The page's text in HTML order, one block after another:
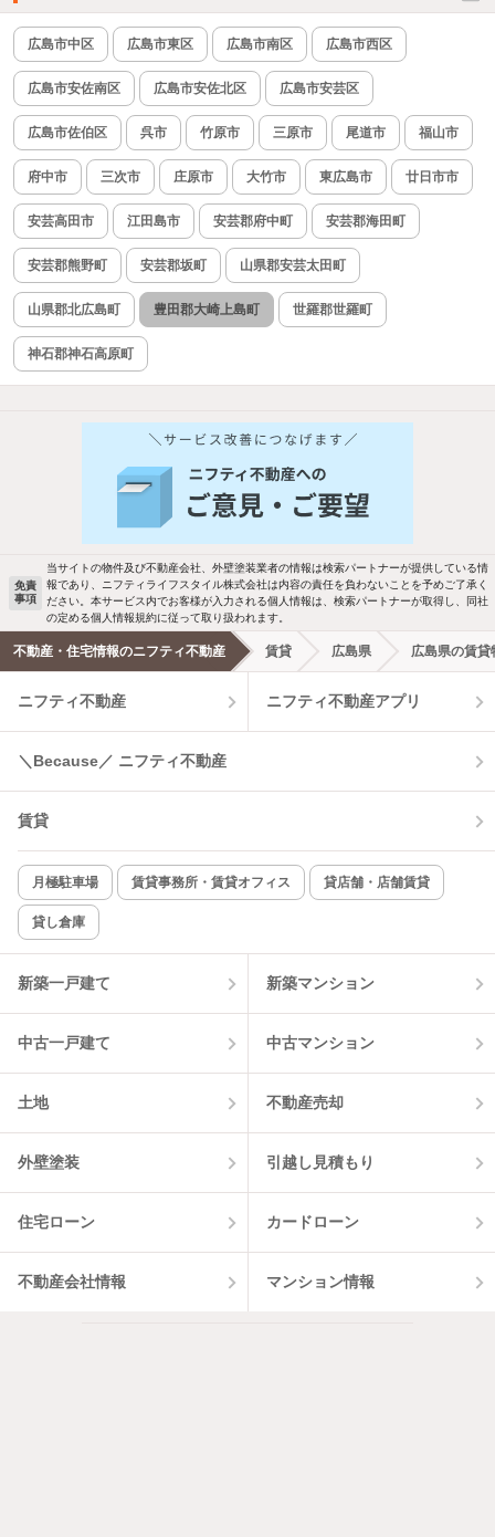
広島市中区 広島市東区 広島市南区 広島市西区
広島市安佐南区 広島市安佐北区 広島市安芸区
広島市佐伯区 呉市 竹原市 三原市 尾道市 福山市
府中市 三次市 庄原市 大竹市 東広島市 廿日市市
安芸高田市 江田島市 安芸郡府中町 安芸郡海田町
安芸郡熊野町 安芸郡坂町 山県郡安芸太田町
山県郡北広島町 豊田郡大崎上島町 世羅郡世羅町
神石郡神石高原町
免責
事項
当サイトの物件及び不動産会社、外壁塗装業者の情報は検索パートナーが提供している情
報であり、ニフティライフスタイル株式会社は内容の責任を負わないことを予めご了承く
ださい。本サービス内でお客様が入力される個人情報は、検索パートナーが取得し、同社
の定める個人情報規約に従って取り扱われます。
不動産・住宅情報のニフティ不動産 賃貸 広島県 広島県の賃
ニフティ不動産 ニフティ不動産アプリ
＼Because／ ニフティ不動産
賃貸
月極駐車場 賃貸事務所・賃貸オフィス 貸店舗・店舗賃貸
貸し倉庫
新築一戸建て 新築マンション
中古一戸建て 中古マンション
土地 不動産売却
外壁塗装 引越し見積もり
住宅ローン カードローン
不動産会社情報 マンション情報